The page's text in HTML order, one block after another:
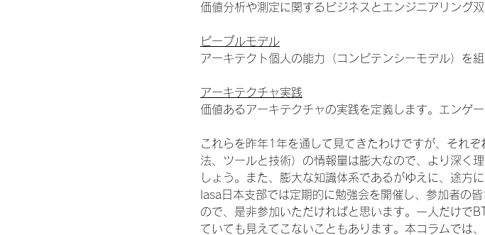
価値分析や測定に関するビジネスとエンジニアリング
ピープルモデル
アーキテクト個人の能力（コンピテンシーモデル）を
アーキテクチャ実践
価値あるアーキテクチャの実践を定義します。エンゲ
これらを昨年1年を通して見てきたわけですが、それ
法、ツールと技術）の情報量は膨大なので、より深く
しょう。また、膨大な知識体系であるがゆえに、途方
Iasa日本支部では定期的に勉強会を開催し、参加者の
ので、是非参加いただければと思います。一人だけで
ていても見えてこないこともあります。本コラムでは